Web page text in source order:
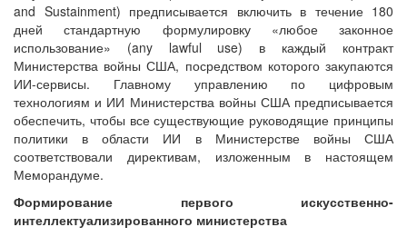
and Sustainment) предписывается включить в течение 180
дней стандартную формулировку «любое законное
использование» (any lawful use) в каждый контракт
Министерства войны США, посредством которого закупаются
ИИ-сервисы. Главному управлению по цифровым
технологиям и ИИ Министерства войны США предписывается
обеспечить, чтобы все существующие руководящие принципы
политики в области ИИ в Министерстве войны США
соответствовали директивам, изложенным в настоящем
Меморандуме.
Формирование первого искусственно-
интеллектуализированного министерства